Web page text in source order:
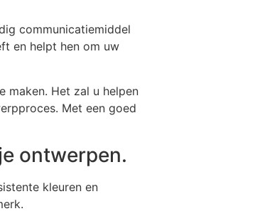
communicatiemiddel
en helpt hen om uw
maken. Het zal u helpen
Met een goed
ontwerpen.
kleuren en